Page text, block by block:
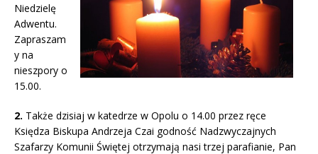
Niedzielę
Adwentu.
Zapraszam
y na
nieszpory o
15.00.
2. Także dzisiaj w katedrze w Opolu o 14.00 przez ręce
Księdza Biskupa Andrzeja Czai godność Nadzwyczajnych
Szafarzy Komunii Świętej otrzymają nasi trzej parafianie, Pan